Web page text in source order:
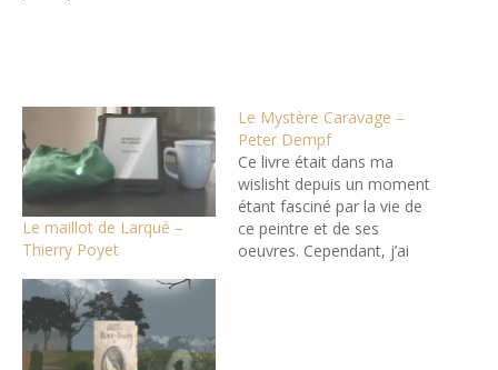
Le maillot de Larqué –
Thierry Poyet
Le Mystère Caravage –
Peter Dempf
Ce livre était dans ma
wislisht depuis un moment
étant fasciné par la vie de
ce peintre et de ses
oeuvres. Cependant, j’ai